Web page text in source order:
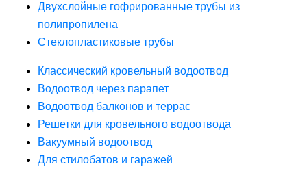
Двухслойные гофрированные трубы из
полипропилена
Стеклопластиковые трубы
Классический кровельный водоотвод
Водоотвод через парапет
Водоотвод балконов и террас
Решетки для кровельного водоотвода
Вакуумный водоотвод
Для стилобатов и гаражей